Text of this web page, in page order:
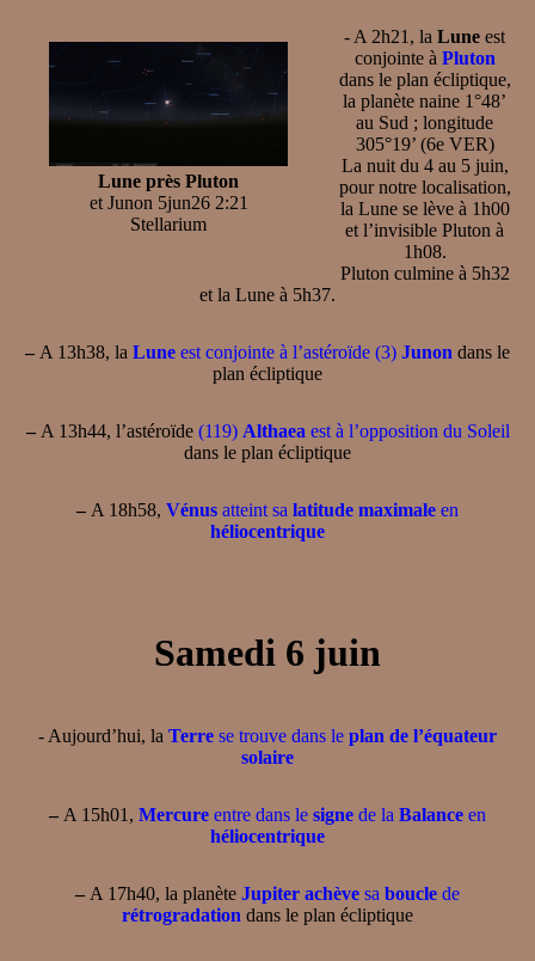
Lune près Pluton
et Junon 5jun26 2:21
Stellarium
- A 2h21, la Lune est
conjointe à Pluton
dans le plan écliptique,
la planète naine 1°48’
au Sud ; longitude
305°19’ (6e VER)
La nuit du 4 au 5 juin,
pour notre localisation,
la Lune se lève à 1h00
et l’invisible Pluton à
1h08.
Pluton culmine à 5h32
et la Lune à 5h37.
– A 13h38, la Lune est conjointe à l’astéroïde (3) Junon dans le
plan écliptique
–A 13h44, l’astéroïde (119) Althaea est à l’opposition du Soleil
dans le plan écliptique
– A 18h58, Vénus atteint sa latitude maximale en
héliocentrique
Samedi 6 juin
- Aujourd’hui, la Terre se trouve dans le plan de l’équateur
solaire
– A 15h01, Mercure entre dans le signe de la Balance en
héliocentrique
– A 17h40, la planète Jupiter achève sa boucle de
rétrogradation dans le plan écliptique